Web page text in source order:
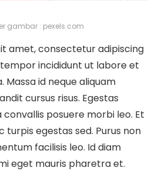
gambar : pexels.com
amet, consectetur adipiscing
incididunt ut labore et
Massa id neque aliquam
cursus risus. Egestas
posuere morbi leo. Et
turpis egestas sed. Purus non
facilisis leo. Id diam
eget mauris pharetra et.